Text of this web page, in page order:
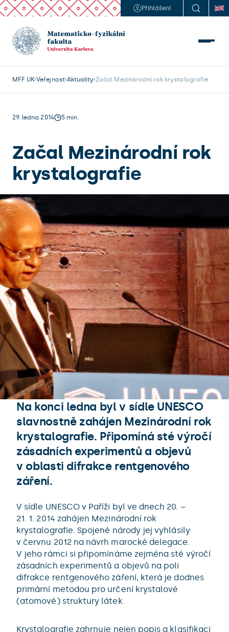
Přihlášení
MFF UK Veřejnost Aktuality Začal Mezinárodní rok krystalografie
29. ledna 2014 5 min.
Začal Mezinárodní rok
krystalografie
Na konci ledna byl v sídle UNESCO
slavnostně zahájen Mezinárodní rok
krystalografie. Připomíná sté výročí
zásadních experimentů a objevů
v oblasti difrakce rentgenového
záření.
V sídle UNESCO v Paříži byl ve dnech 20. –
21. 1. 2014 zahájen Mezinárodní rok
krystalografie. Spojené národy jej vyhlásily
v červnu 2012 na návrh marocké delegace.
V jeho rámci si připomínáme zejména sté výročí
zásadních experimentů a objevů na poli
difrakce rentgenového záření, která je dodnes
primární metodou pro určení krystalové
(atomové) struktury látek.
Krystalografie zahrnuje nejen popis a klasifikaci